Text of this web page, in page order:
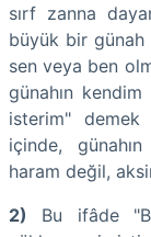
sırf zanna
büyük bir günah
sen veya ben
günahın
isterim"
içinde,
haram değil,
2) Bu ifâde